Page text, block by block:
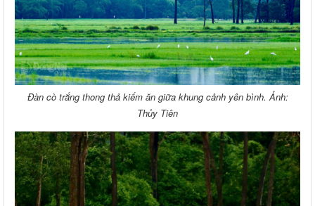
Đàn cò trắng thong thả kiếm ăn giữa khung cảnh yên bình. Ảnh:
Thủy Tiên